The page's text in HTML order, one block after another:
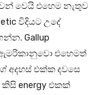
වෙයි එහෙම නැතුව
විදියට උදේ
Gallup
ඇමරිකානුවො එහෙමත්
අදහස් එක්ක දවසෙ
energy එකක්